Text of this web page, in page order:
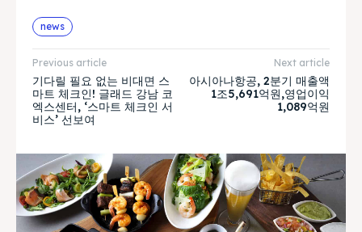
news
Previous article
기다릴 필요 없는 비대면 스
마트 체크인! 글래드 강남 코
엑스센터, ‘스마트 체크인 서
비스’ 선보여
Next article
아시아나항공, 2분기 매출액
1조5,691억원,영업이익
1,089억원